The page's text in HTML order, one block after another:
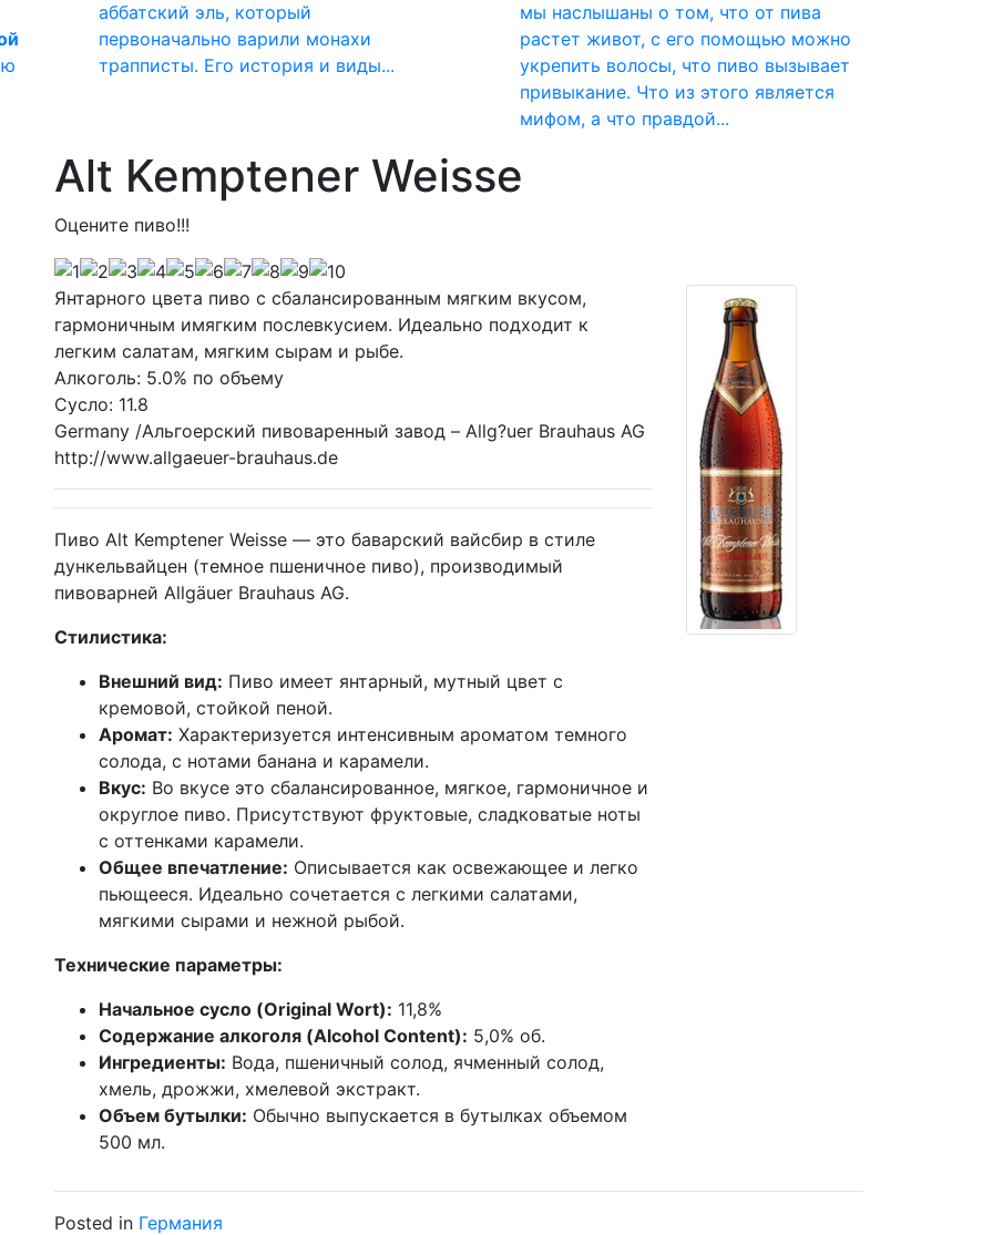
аббатский эль, который
первоначально варили монахи
трапписты. Его история и виды...
мы наслышаны о том, что от пива
растет живот, с его помощью можно
укрепить волосы, что пиво вызывает
привыкание. Что из этого является
мифом, а что правдой...
Alt Kemptener Weisse
Оцените пиво!!!
Янтарного цвета пиво с сбалансированным мягким вкусом,
гармоничным имягким послевкусием. Идеально подходит к
легким салатам, мягким сырам и рыбе.
Алкоголь: 5.0% по объему
Сусло: 11.8
Germany /Альгоерский пивоваренный завод – Allg?uer Brauhaus AG
http://www.allgaeuer-brauhaus.de
Пиво Alt Kemptener Weisse — это баварский вайсбир в стиле
дункельвайцен (темное пшеничное пиво), производимый
пивоварней Allgäuer Brauhaus AG.
Стилистика:
Внешний вид: Пиво имеет янтарный, мутный цвет с
кремовой, стойкой пеной.
Аромат: Характеризуется интенсивным ароматом темного
солода, с нотами банана и карамели.
Вкус: Во вкусе это сбалансированное, мягкое, гармоничное и
округлое пиво. Присутствуют фруктовые, сладковатые ноты
с оттенками карамели.
Общее впечатление: Описывается как освежающее и легко
пьющееся. Идеально сочетается с легкими салатами,
мягкими сырами и нежной рыбой.
Технические параметры:
Начальное сусло (Original Wort): 11,8%
Содержание алкоголя (Alcohol Content): 5,0% об.
Ингредиенты: Вода, пшеничный солод, ячменный солод,
хмель, дрожжи, хмелевой экстракт.
Объем бутылки: Обычно выпускается в бутылках объемом
500 мл.
Posted in Германия